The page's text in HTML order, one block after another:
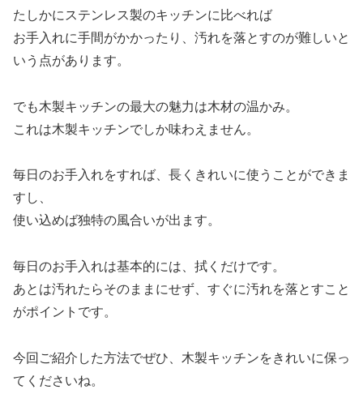
たしかにステンレス製のキッチンに比べれば
お手入れに手間がかかったり、汚れを落とすのが難しいと
いう点があります。
でも木製キッチンの最大の魅力は木材の温かみ。
これは木製キッチンでしか味わえません。
毎日のお手入れをすれば、長くきれいに使うことができま
すし、
使い込めば独特の風合いが出ます。
毎日のお手入れは基本的には、拭くだけです。
あとは汚れたらそのままにせず、すぐに汚れを落とすこと
がポイントです。
今回ご紹介した方法でぜひ、木製キッチンをきれいに保っ
てくださいね。